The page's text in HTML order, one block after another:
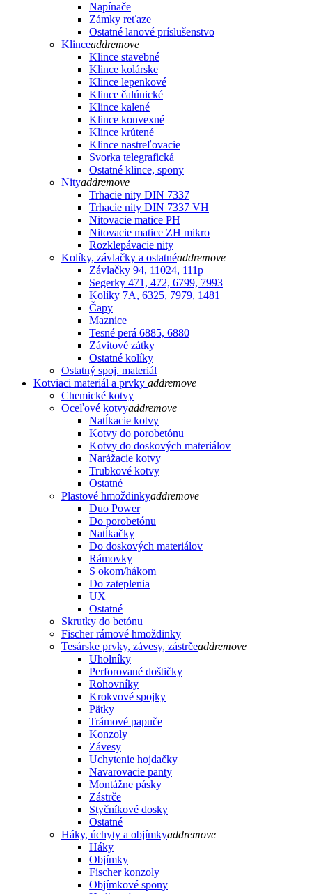
Napínače
Zámky reťaze
Ostatné lanové príslušenstvo
Klinceaddremove
Klince stavebné
Klince kolárske
Klince lepenkové
Klince čalúnické
Klince kalené
Klince konvexné
Klince krútené
Klince nastreľovacie
Svorka telegrafická
Ostatné klince, spony
Nityaddremove
Trhacie nity DIN 7337
Trhacie nity DIN 7337 VH
Nitovacie matice PH
Nitovacie matice ZH mikro
Rozklepávacie nity
Kolíky, závlačky a ostatnéaddremove
Závlačky 94, 11024, 111p
Segerky 471, 472, 6799, 7993
Kolíky 7A, 6325, 7979, 1481
Čapy
Maznice
Tesné perá 6885, 6880
Závitové zátky
Ostatné kolíky
Ostatný spoj. materiál
Kotviaci materiál a prvky addremove
Chemické kotvy
Oceľové kotvyaddremove
Natĺkacie kotvy
Kotvy do porobetónu
Kotvy do doskových materiálov
Narážacie kotvy
Trubkové kotvy
Ostatné
Plastové hmoždinkyaddremove
Duo Power
Do porobetónu
Natĺkačky
Do doskových materiálov
Rámovky
S okom/hákom
Do zateplenia
UX
Ostatné
Skrutky do betónu
Fischer rámové hmoždinky
Tesárske prvky, závesy, zástrčeaddremove
Uholníky
Perforované doštičky
Rohovníky
Krokvové spojky
Pätky
Trámové papuče
Konzoly
Závesy
Uchytenie hojdačky
Navarovacie panty
Montážne pásky
Zástrče
Styčníkové dosky
Ostatné
Háky, úchyty a objímkyaddremove
Háky
Objímky
Fischer konzoly
Objímkové spony